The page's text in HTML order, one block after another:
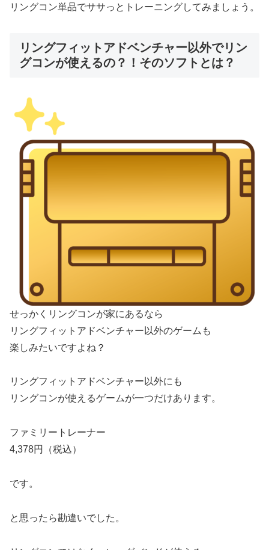
リングコン単品でササっとトレーニングしてみましょう。
リングフィットアドベンチャー以外でリン
グコンが使えるの？！そのソフトとは？
せっかくリングコンが家にあるなら
リングフィットアドベンチャー以外のゲームも
楽しみたいですよね？
リングフィットアドベンチャー以外にも
リングコンが使えるゲームが一つだけあります。
ファミリートレーナー
4,378円（税込）
です。
と思ったら勘違いでした。